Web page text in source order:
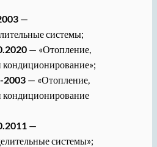
—
системы;
— «Отопление,
кондиционирование»;
— «Отопление,
кондиционирование
—
системы»;